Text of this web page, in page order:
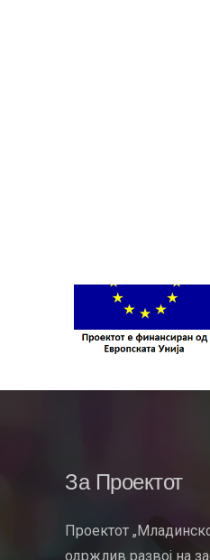
За Проектот
Проектот
одржлив развој на